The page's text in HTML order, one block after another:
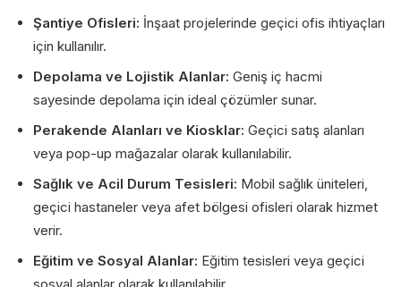
Şantiye Ofisleri: İnşaat projelerinde geçici ofis ihtiyaçları
için kullanılır.
Depolama ve Lojistik Alanlar: Geniş iç hacmi
sayesinde depolama için ideal çözümler sunar.
Perakende Alanları ve Kiosklar: Geçici satış alanları
veya pop-up mağazalar olarak kullanılabilir.
Sağlık ve Acil Durum Tesisleri: Mobil sağlık üniteleri,
geçici hastaneler veya afet bölgesi ofisleri olarak hizmet
verir.
Eğitim ve Sosyal Alanlar: Eğitim tesisleri veya geçici